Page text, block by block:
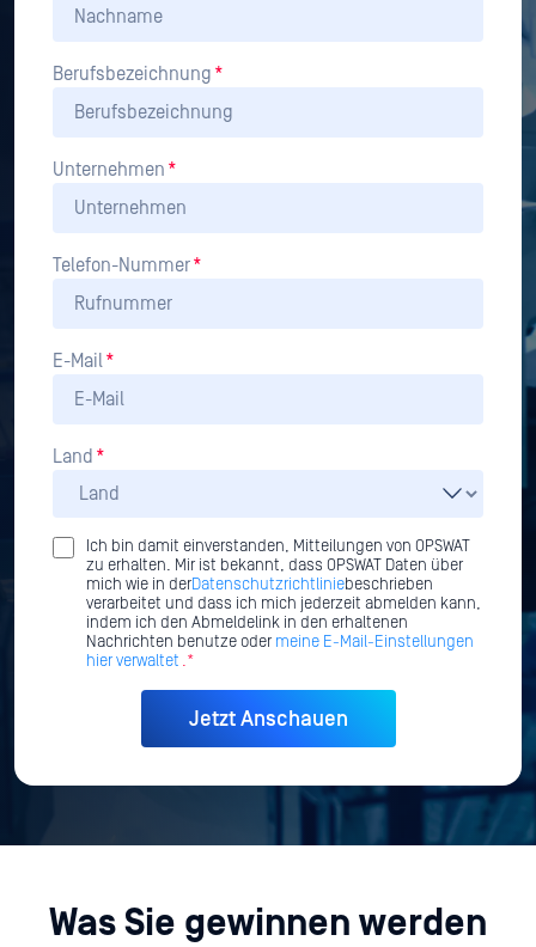
Berufsbezeichnung *
Unternehmen *
Telefon-Nummer*
E-Mail*
Land *
Ich bin damit einverstanden, Mitteilungen von OPSWAT
zu erhalten. Mir ist bekannt, dass OPSWAT Daten über
mich wie in derDatenschutzrichtliniebeschrieben
verarbeitet und dass ich mich jederzeit abmelden kann,
indem ich den Abmeldelink in den erhaltenen
Nachrichten benutze oder meine E-Mail-Einstellungen
hier verwaltet .*
Was Sie gewinnen werden